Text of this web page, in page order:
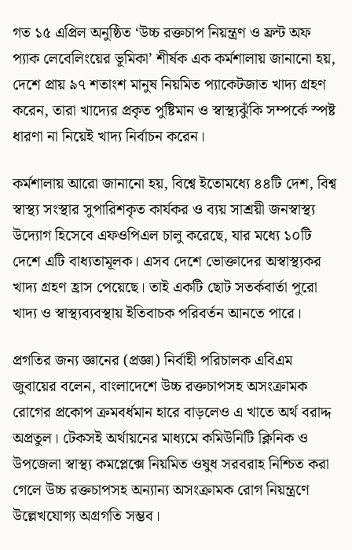
গত ১৫ এপ্রিল অনুষ্ঠিত ‘উচ্চ রক্তচাপ নিয়ন্ত্রণ ও ফ্রন্ট অফ
প্যাক লেবেলিংয়ের ভূমিকা’ শীর্ষক এক কর্মশালায় জানানো হয়,
দেশে প্রায় ৯৭ শতাংশ মানুষ নিয়মিত প্যাকেটজাত খাদ্য গ্রহণ
করেন, তারা খাদ্যের প্রকৃত পুষ্টিমান ও স্বাস্থ্যঝুঁকি সম্পর্কে স্পষ্ট
ধারণা না নিয়েই খাদ্য নির্বাচন করেন।
কর্মশালায় আরো জানানো হয়, বিশ্বে ইতোমধ্যে ৪৪টি দেশ, বিশ্ব
স্বাস্থ্য সংস্থার সুপারিশকৃত কার্যকর ও ব্যয় সাশ্রয়ী জনস্বাস্থ্য
উদ্যোগ হিসেবে এফওপিএল চালু করেছে, যার মধ্যে ১০টি
দেশে এটি বাধ্যতামূলক। এসব দেশে ভোক্তাদের অস্বাস্থ্যকর
খাদ্য গ্রহণ হ্রাস পেয়েছে। তাই একটি ছোট সতর্কবার্তা পুরো
খাদ্য ও স্বাস্থ্যব্যবস্থায় ইতিবাচক পরিবর্তন আনতে পারে।
প্রগতির জন্য জ্ঞানের (প্রজ্ঞা) নির্বাহী পরিচালক এবিএম
জুবায়ের বলেন, বাংলাদেশে উচ্চ রক্তচাপসহ অসংক্রামক
রোগের প্রকোপ ক্রমবর্ধমান হারে বাড়লেও এ খাতে অর্থ বরাদ্দ
অপ্রতুল। টেকসই অর্থায়নের মাধ্যমে কমিউনিটি ক্লিনিক ও
উপজেলা স্বাস্থ্য কমপ্লেক্সে নিয়মিত ওষুধ সরবরাহ নিশ্চিত করা
গেলে উচ্চ রক্তচাপসহ অন্যান্য অসংক্রামক রোগ নিয়ন্ত্রণে
উল্লেখযোগ্য অগ্রগতি সম্ভব।